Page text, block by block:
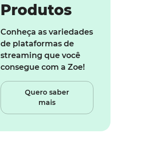
Produtos
Conheça as variedades
de plataformas de
streaming que você
consegue com a Zoe!
Quero saber
mais